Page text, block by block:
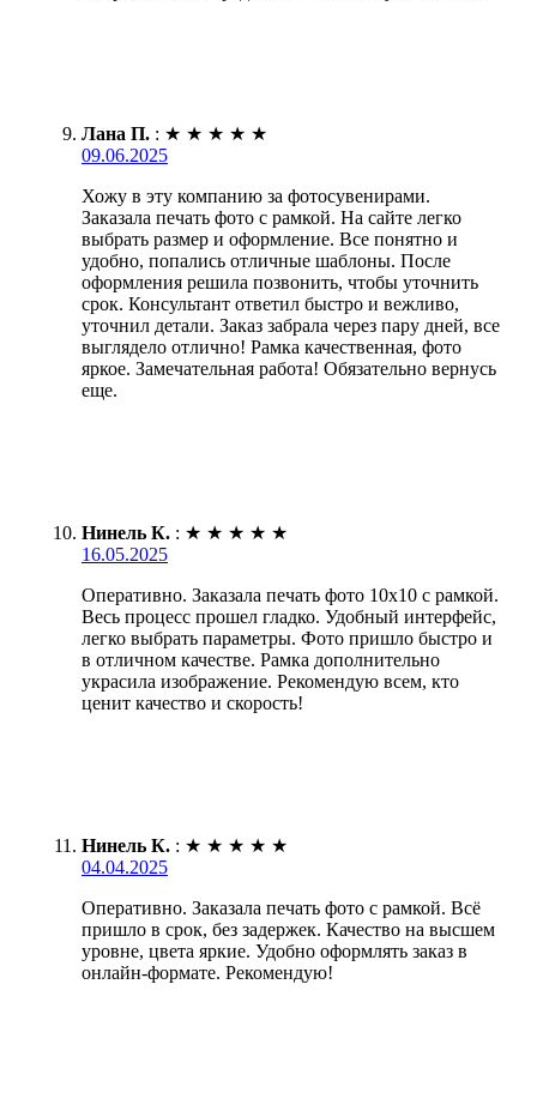
Лана П. : ★ ★ ★ ★ ★
09.06.2025
Хожу в эту компанию за фотосувенирами.
Заказала печать фото с рамкой. На сайте легко
выбрать размер и оформление. Все понятно и
удобно, попались отличные шаблоны. После
оформления решила позвонить, чтобы уточнить
срок. Консультант ответил быстро и вежливо,
уточнил детали. Заказ забрала через пару дней, все
выглядело отлично! Рамка качественная, фото
яркое. Замечательная работа! Обязательно вернусь
еще.
Нинель К. : ★ ★ ★ ★ ★
16.05.2025
Оперативно. Заказала печать фото 10х10 с рамкой.
Весь процесс прошел гладко. Удобный интерфейс,
легко выбрать параметры. Фото пришло быстро и
в отличном качестве. Рамка дополнительно
украсила изображение. Рекомендую всем, кто
ценит качество и скорость!
Нинель К. : ★ ★ ★ ★ ★
04.04.2025
Оперативно. Заказала печать фото с рамкой. Всё
пришло в срок, без задержек. Качество на высшем
уровне, цвета яркие. Удобно оформлять заказ в
онлайн-формате. Рекомендую!